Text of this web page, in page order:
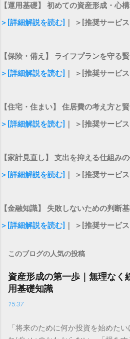
【運用基礎】 初めての資産形成・心構
＞[詳細解説を読む]
｜ ＞[推奨サービ
【保険・備え】 ライフプランを守る
＞[詳細解説を読む]
｜ ＞[推奨サービ
【住宅・住まい】 住居費の考え方と
＞[詳細解説を読む]
｜ ＞[推奨サービ
【家計見直し】 支出を抑える仕組み
＞[詳細解説を読む]
｜ ＞[推奨サービ
【金融知識】 失敗しないための判断
＞[詳細解説を読む]
｜ ＞[推奨サービ
このブログの人気の投稿
資産形成の第一歩｜無理なく
用基礎知識
15:37
「将来のために何か投資を始めた